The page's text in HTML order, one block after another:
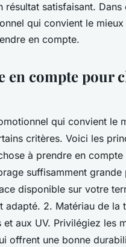
résultat satisfaisant.
qui convient le
en compte.
en compte pour
qui convient le
critères. Voici les
à prendre en
suffisamment
disponible sur votre
adapté. 2. Matériau de
et aux UV. Privilégiez les
offrent une bonne